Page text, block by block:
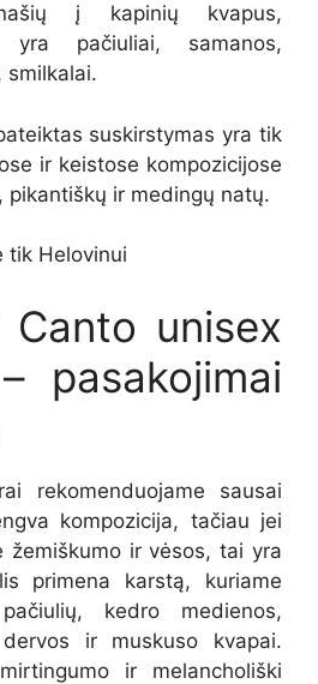
į kapinių kvapus,
yra pačiuliai, samanos,
smilkalai.
suskirstymas yra tik
ir keistose kompozicijose
pikantiškų ir medingų natų.
tik Helovinui
unisex
pasakojimai
rekomenduojame sausai
kompozicija, tačiau jei
žemiškumo ir vėsos, tai yra
primena karstą, kuriame
kedro medienos,
ir muskuso kvapai.
ir melancholiški